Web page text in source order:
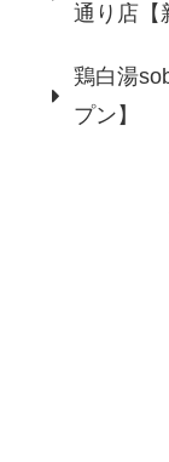
通り店【
鶏白湯
プン】